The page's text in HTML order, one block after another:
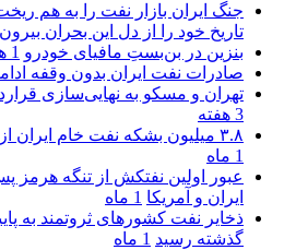
جنگ ایران بازار نفت را به هم
تاریخ خود را از دل این بحران
بنزین در بن‌بستِ مافیای خودرو 1 هفته
صادرات نفت ایران بدون وقفه
تهران و مسکو به نهایی‌سازی
3 هفته
۳.۸ میلیون بشکه نفت خام ایران از محاصره آمریکا عبور کرد
1 ماه
عبور اولین نفتکش از تنگه هرمز
ایران و آمریکا 1 ماه
گذشته رسید 1 ماه